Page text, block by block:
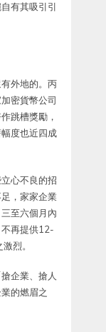
有其吸引引
外地的。丙
密貨幣公司
跳槽獎勵，
度也近四成
心不良的招
，家家企業
至六個月內
再提供12-
烈。
企業、搶人
的燃眉之